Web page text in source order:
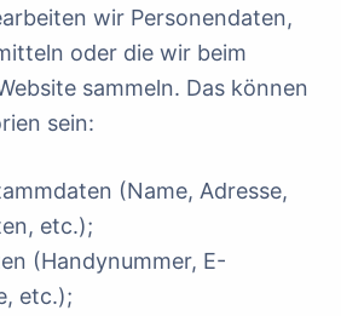
wir Personendaten,
oder die wir beim
sammeln. Das können
sein:
(Name, Adresse,
etc.);
(Handynummer, E-
etc.);